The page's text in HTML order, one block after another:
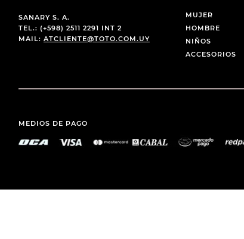
SANARY S. A.
TEL.: (+598) 2511 2291 INT 2
MAIL: ATCLIENTE@TOTO.COM.UY
MUJER
HOMBRE
NIÑOS
ACCESORIOS
MEDIOS DE PAGO